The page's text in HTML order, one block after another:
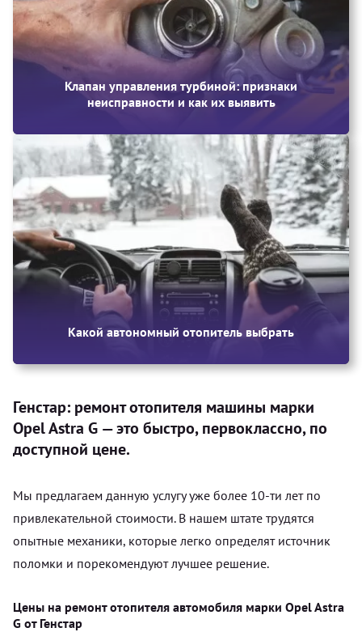
Клапан управления турбиной: признаки
неисправности и как их выявить
Какой автономный отопитель выбрать
Генстар: ремонт отопителя машины марки
Opel Astra G — это быстро, первоклассно, по
доступной цене.
Мы предлагаем данную услугу уже более 10-ти лет по
привлекательной стоимости. В нашем штате трудятся
опытные механики, которые легко определят источник
поломки и порекомендуют лучшее решение.
Цены на ремонт отопителя автомобиля марки Opel Astra
G от Генстар